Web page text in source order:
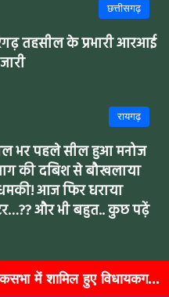
छत्तीसगढ़
तहसील के प्रभारी आरआई
रायगढ़
भर पहले सील हुआ मनोज
की दबिश से बौखलाया
आज फिर धराया
और भी बहुत.. कुछ पढ़ें
सारंगढ़
बुजुर्गों के चेहरों पर